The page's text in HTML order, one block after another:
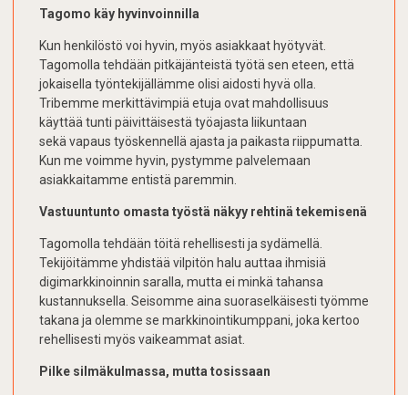
Tagomo käy hyvinvoinnilla
Kun henkilöstö voi hyvin, myös asiakkaat hyötyvät.
Tagomolla tehdään pitkäjänteistä työtä sen eteen, että
jokaisella työntekijällämme olisi aidosti hyvä olla.
Tribemme merkittävimpiä etuja ovat mahdollisuus
käyttää tunti päivittäisestä työajasta liikuntaan
sekä vapaus työskennellä ajasta ja paikasta riippumatta.
Kun me voimme hyvin, pystymme palvelemaan
asiakkaitamme entistä paremmin.
Vastuuntunto omasta työstä näkyy rehtinä tekemisenä
Tagomolla tehdään töitä rehellisesti ja sydämellä.
Tekijöitämme yhdistää vilpitön halu auttaa ihmisiä
digimarkkinoinnin saralla, mutta ei minkä tahansa
kustannuksella. Seisomme aina suoraselkäisesti työmme
takana ja olemme se markkinointikumppani, joka kertoo
rehellisesti myös vaikeammat asiat.
Pilke silmäkulmassa, mutta tosissaan